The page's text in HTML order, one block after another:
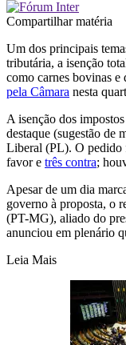
Compartilhar matéria
Um dos principais
tributária, a isenção
como carnes bovinas
pela Câmara nesta
A isenção dos
destaque (sugestão de
Liberal (PL). O pedido
favor e três contra;
Apesar de um dia
governo à proposta, o
(PT-MG), aliado do
anunciou em plenário
Leia Mais